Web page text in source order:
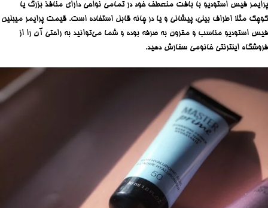
پرایمر فیس استودیو با بافت منعطف خود در تمامی نواحی دارای منافذ بزرگ یا
کوچک مثلا اطراف بینی، پیشانی و یا در چانه قابل استفاده است. قیمت پرایمر میبلین
فیس استودیو مناسب و مقرون به صرفه بوده و شما می‌توانید به راحتی آن را از
فروشگاه اینترنتی خانومی سفارش دهید.